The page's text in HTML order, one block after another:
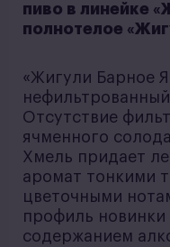
пиво в линейке
полнотелое
«Жигули Барное
Отсутствие
ячменного
Хмель придает
аромат тонкими
цветочными
профиль новинки
содержанием